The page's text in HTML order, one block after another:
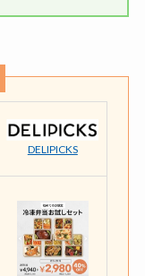
DELIPICKS